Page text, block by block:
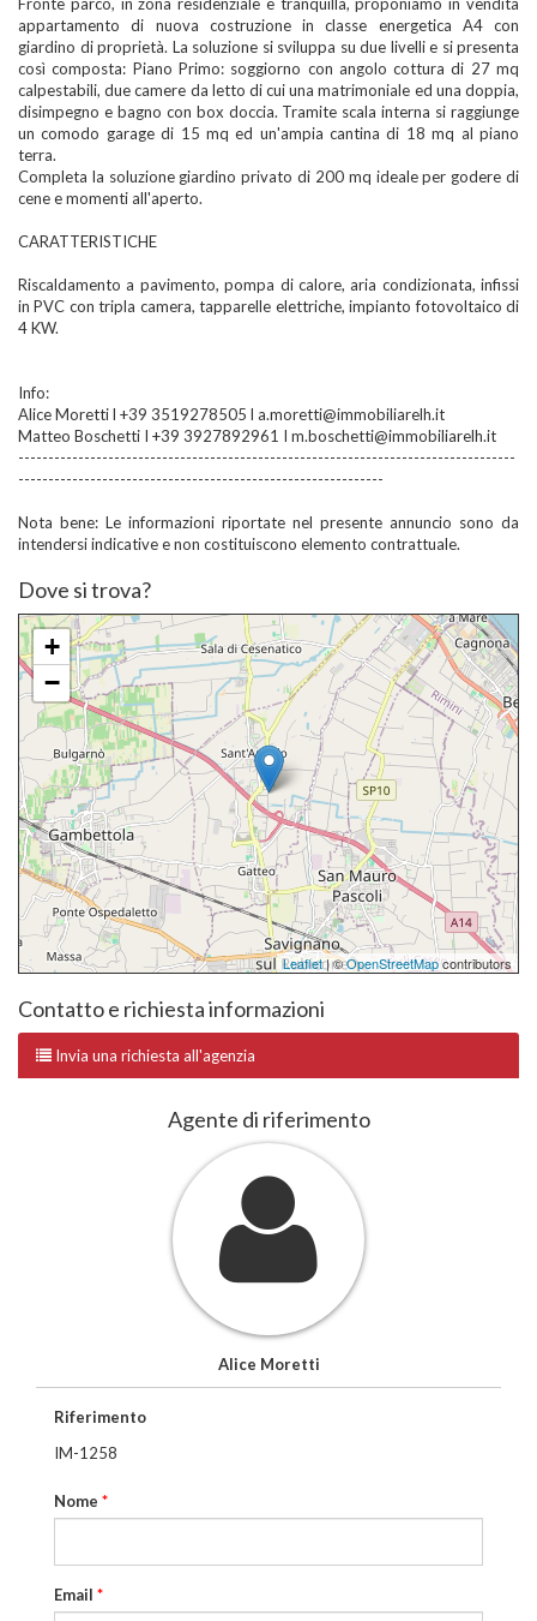
Fronte parco, in zona residenziale e tranquilla, proponiamo in vendita
appartamento di nuova costruzione in classe energetica A4 con
giardino di proprietà. La soluzione si sviluppa su due livelli e si presenta
così composta: Piano Primo: soggiorno con angolo cottura di 27 mq
calpestabili, due camere da letto di cui una matrimoniale ed una doppia,
disimpegno e bagno con box doccia. Tramite scala interna si raggiunge
un comodo garage di 15 mq ed un'ampia cantina di 18 mq al piano
terra.
Completa la soluzione giardino privato di 200 mq ideale per godere di
cene e momenti all'aperto.
CARATTERISTICHE
Riscaldamento a pavimento, pompa di calore, aria condizionata, infissi
in PVC con tripla camera, tapparelle elettriche, impianto fotovoltaico di
4 KW.
Info:
Alice Moretti l +39 3519278505 l a.moretti@immobiliarelh.it
Matteo Boschetti I +39 3927892961 I m.boschetti@immobiliarelh.it
-----------------------------------------------------------------------------------
-------------------------------------------------------------
Nota bene: Le informazioni riportate nel presente annuncio sono da
intendersi indicative e non costituiscono elemento contrattuale.
Dove si trova?
+
−
Leaflet| ©OpenStreetMapcontributors
Contatto e richiesta informazioni
Invia una richiesta all'agenzia
Agente di riferimento
Alice Moretti
Riferimento
IM-1258
Nome *
Email *